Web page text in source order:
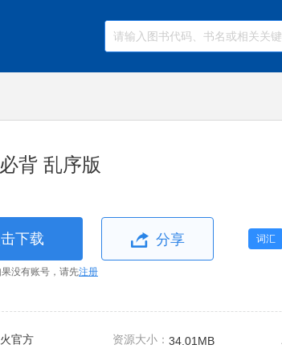
背 乱序版
下载 分享 词汇
果没有账号，请先注册
官方 资源大小： 34.01MB